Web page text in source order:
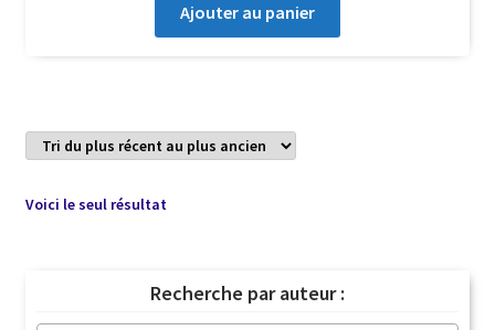
Ajouter au panier
Voici le seul résultat
Recherche par auteur :